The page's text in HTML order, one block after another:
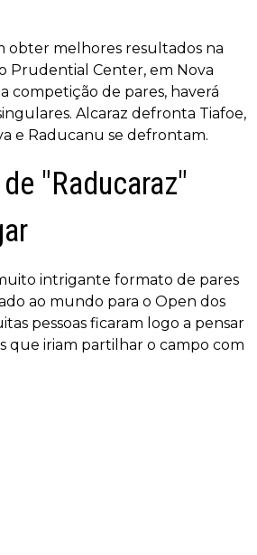
obter melhores resultados na
Prudential Center, em Nova
competição de pares, haverá
Alcaraz defronta Tiafoe,
e Raducanu se defrontam.
"Raducaraz"
intrigante formato de pares
ao mundo para o Open dos
pessoas ficaram logo a pensar
que iriam partilhar o campo com